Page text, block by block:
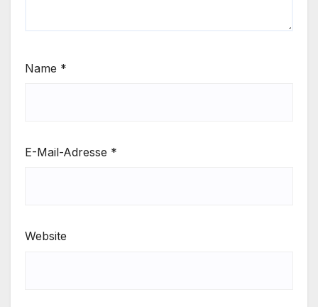
Name *
E-Mail-Adresse *
Website